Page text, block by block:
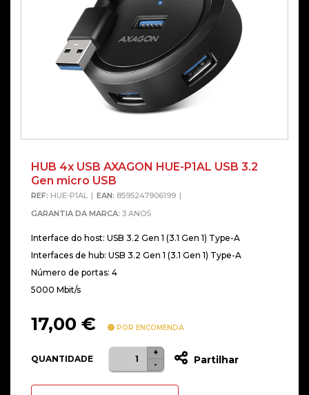
HUB 4x USB AXAGON HUE-P1AL USB 3.2
Gen micro USB
REF: HUE-P1AL EAN: 8595247906199
GARANTIA DA MARCA: 3 ANOS
Interface do host: USB 3.2 Gen 1 (3.1 Gen 1) Type-A
Interfaces de hub: USB 3.2 Gen 1 (3.1 Gen 1) Type-A
Número de portas: 4
5000 Mbit/s
17,00 € POR ENCOMENDA
QUANTIDADE
Quantidade
de
-
+
Partilhar